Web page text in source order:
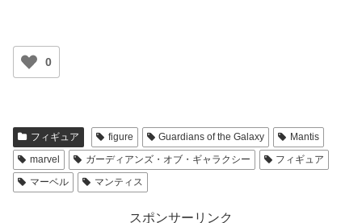
0
フィギュア figure Guardians of the Galaxy
Mantis
marvel
ガーディアンズ・オブ・ギャラクシー
フィギュア
マーベル
マンティス
スポンサーリンク